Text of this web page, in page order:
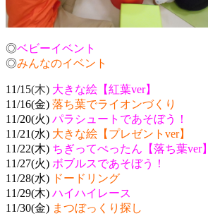
◎ベビーイベント
◎みんなのイベント
11/15(木) 大きな絵【紅葉ver】
11/16(金) 落ち葉でライオンづくり
11/20(火) パラシュートであそぼう！
11/21(水) 大きな絵【プレゼントver】
11/22(木) ちぎってぺったん【落ち葉ver】
11/27(火) ボブルスであそぼう！
11/28(水) ドードリング
11/29(木) ハイハイレース
11/30(金) まつぼっくり探し